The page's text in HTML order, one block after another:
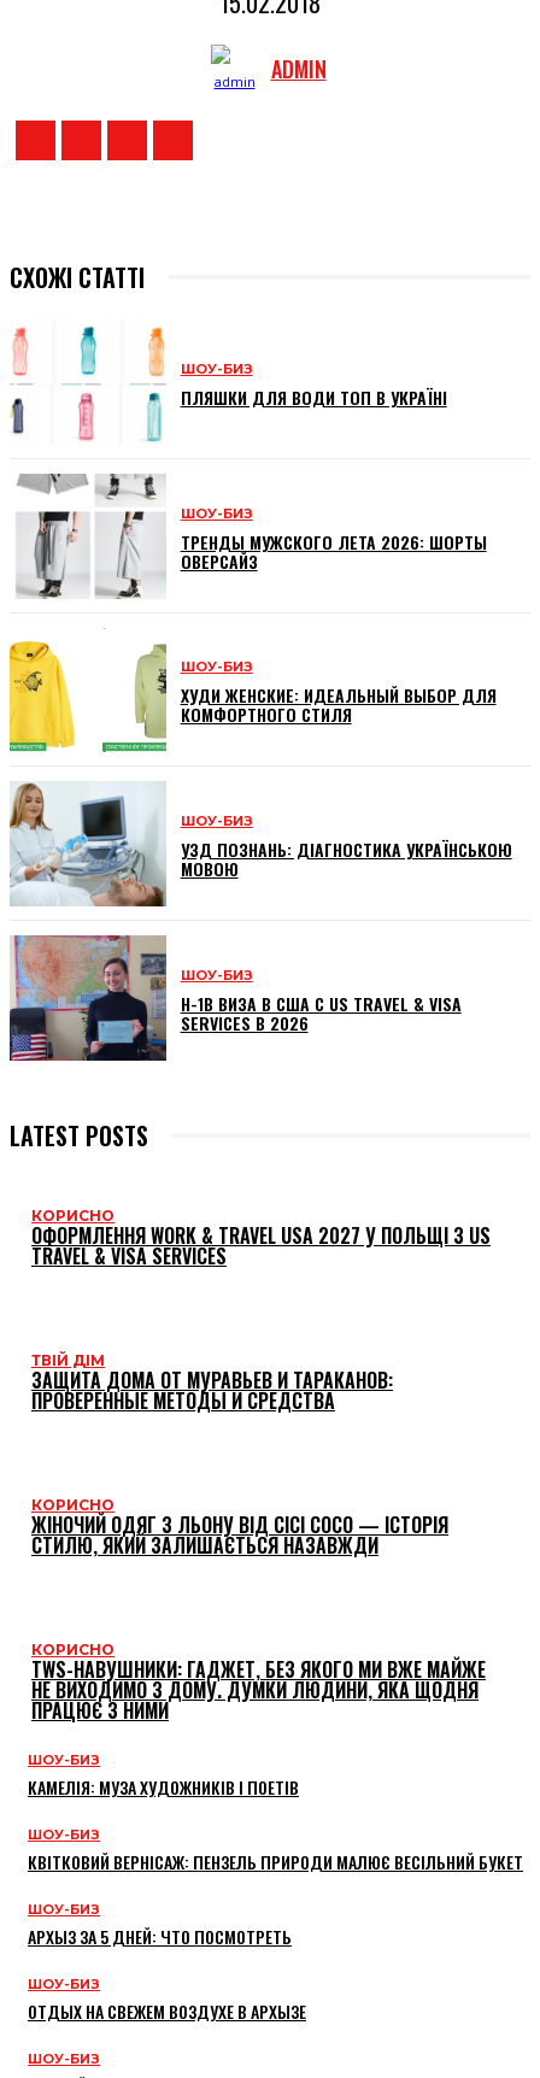
ADMIN
СХОЖІ СТАТТІ
ШОУ-БИЗ
ПЛЯШКИ ДЛЯ ВОДИ ТОП В УКРАЇНІ
ШОУ-БИЗ
ТРЕНДЫ МУЖСКОГО ЛЕТА 2026: ШОРТЫ
ОВЕРСАЙЗ
ШОУ-БИЗ
ХУДИ ЖЕНСКИЕ: ИДЕАЛЬНЫЙ ВЫБОР ДЛЯ
КОМФОРТНОГО СТИЛЯ
ШОУ-БИЗ
УЗД ПОЗНАНЬ: ДІАГНОСТИКА УКРАЇНСЬКОЮ
МОВОЮ
ШОУ-БИЗ
H-1B ВИЗА В США С US TRAVEL & VISA
SERVICES В 2026
LATEST POSTS
КОРИСНО
ОФОРМЛЕННЯ WORK & TRAVEL USA 2027 У ПОЛЬЩІ З US
TRAVEL & VISA SERVICES
ТВІЙ ДІМ
ЗАЩИТА ДОМА ОТ МУРАВЬЕВ И ТАРАКАНОВ:
ПРОВЕРЕННЫЕ МЕТОДЫ И СРЕДСТВА
КОРИСНО
ЖІНОЧИЙ ОДЯГ З ЛЬОНУ ВІД CICI COCO — ІСТОРІЯ
СТИЛЮ, ЯКИЙ ЗАЛИШАЄТЬСЯ НАЗАВЖДИ
КОРИСНО
TWS-НАВУШНИКИ: ГАДЖЕТ, БЕЗ ЯКОГО МИ ВЖЕ МАЙЖЕ
НЕ ВИХОДИМО З ДОМУ. ДУМКИ ЛЮДИНИ, ЯКА ЩОДНЯ
ПРАЦЮЄ З НИМИ
ШОУ-БИЗ
КАМЕЛІЯ: МУЗА ХУДОЖНИКІВ І ПОЕТІВ
ШОУ-БИЗ
КВІТКОВИЙ ВЕРНІСАЖ: ПЕНЗЕЛЬ ПРИРОДИ МАЛЮЄ ВЕСІЛЬНИЙ БУКЕТ
ШОУ-БИЗ
АРХЫЗ ЗА 5 ДНЕЙ: ЧТО ПОСМОТРЕТЬ
ШОУ-БИЗ
ОТДЫХ НА СВЕЖЕМ ВОЗДУХЕ В АРХЫЗЕ
ШОУ-БИЗ